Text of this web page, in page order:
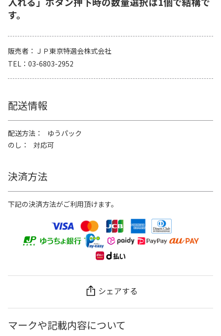
す。
販売者
ＪＰ東京特選会株式会社
TEL
03-6803-2952
配送情報
配送方法
ゆうパック
のし
対応可
決済方法
下記の決済方法がご利用頂けます。
シェアする
マークや記載内容について